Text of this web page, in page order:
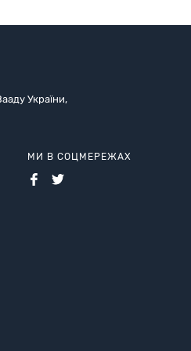
України,
МИ В СОЦМЕРЕЖАХ